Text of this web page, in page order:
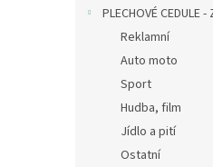
PLECHOVÉ CEDULE -
Reklamní
Auto moto
Sport
Hudba, film
Jídlo a pití
Ostatní